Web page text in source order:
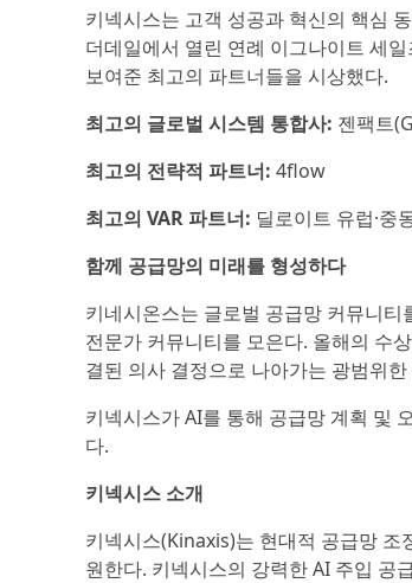
키넥시스는 고객 성공과 혁신의 핵심
더데일에서 열린 연례 이그나이트 세
보여준 최고의 파트너들을 시상했다.
최고의 글로벌 시스템 통합사: 젠팩트
최고의 전략적 파트너: 4flow
최고의 VAR 파트너: 딜로이트 유럽·중
함께 공급망의 미래를 형성하다
키네시온스는 글로벌 공급망 커뮤니
전문가 커뮤니티를 모은다. 올해의 수
결된 의사 결정으로 나아가는 광범위
키넥시스가 AI를 통해 공급망 계획 및
다.
키넥시스 소개
키넥시스(Kinaxis)는 현대적 공급망
원한다. 키넥시스의 강력한 AI 주입 공